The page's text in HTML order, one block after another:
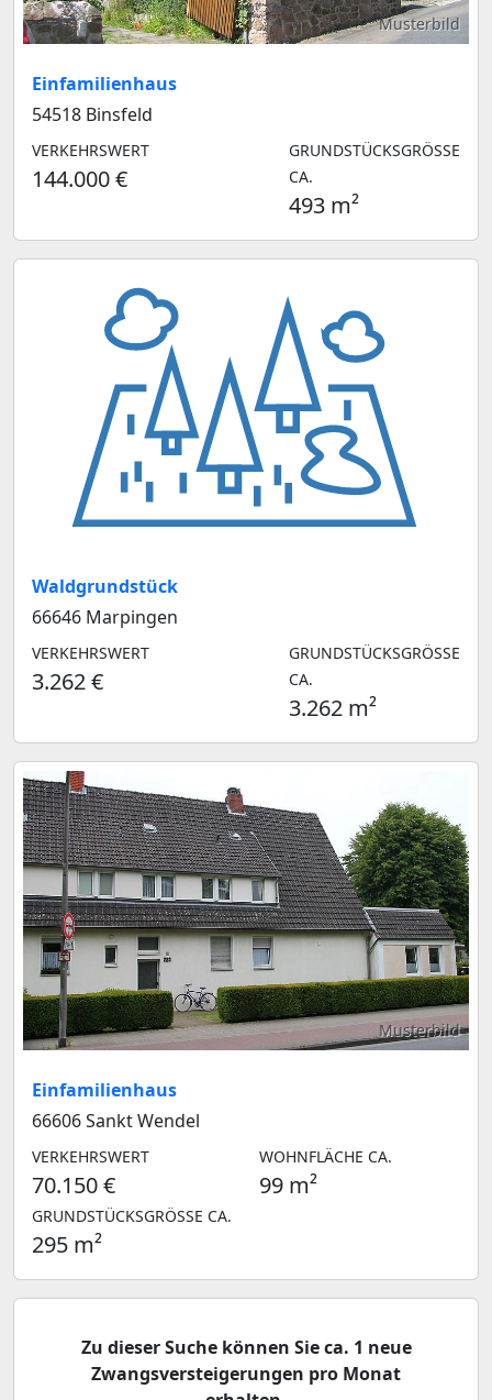
Musterbild
Einfamilienhaus
54518 Binsfeld
VERKEHRSWERT
144.000 €
GRUNDSTÜCKSGRÖSSE C
A.
493 m²
Waldgrundstück
66646 Marpingen
VERKEHRSWERT
3.262 €
GRUNDSTÜCKSGRÖSSE C
A.
3.262 m²
Musterbild
Einfamilienhaus
66606 Sankt Wendel
VERKEHRSWERT
70.150 €
WOHNFLÄCHE CA.
99 m²
GRUNDSTÜCKSGRÖSSE CA.
295 m²
Zu dieser Suche können Sie ca. 1 neue
Zwangsversteigerungen pro Monat